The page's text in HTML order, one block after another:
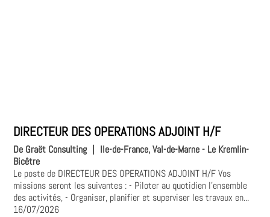
DIRECTEUR DES OPERATIONS ADJOINT H/F
De Graët Consulting
Ile-de-France, Val-de-Marne - Le Kremlin-
Bicêtre
Le poste de DIRECTEUR DES OPERATIONS ADJOINT H/F Vos
missions seront les suivantes : - Piloter au quotidien l'ensemble
des activités, - Organiser, planifier et superviser les travaux en...
16/07/2026